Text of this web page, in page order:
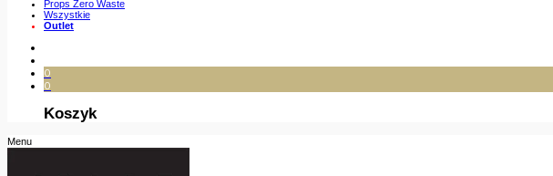
Props Zero Waste
Wszystkie
Outlet
0
0
Koszyk
Menu